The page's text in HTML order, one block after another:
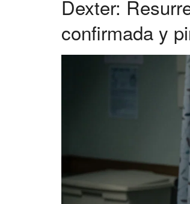
Dexter:
confirmada y